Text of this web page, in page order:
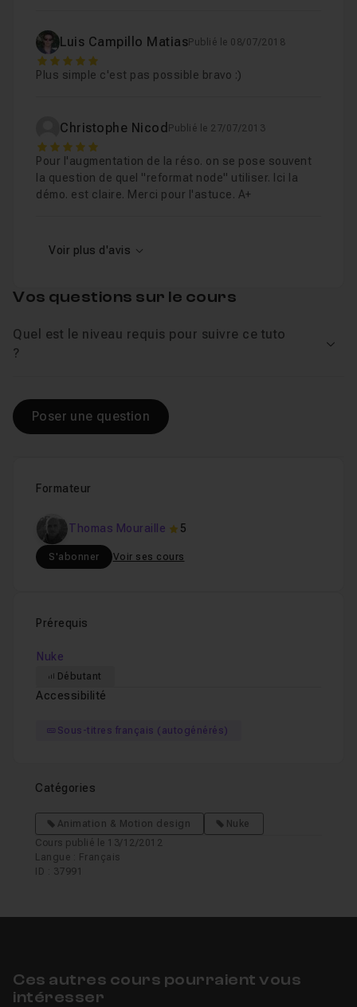
Luis Campillo MatiasPublié le 08/07/2018
5
Plus simple c'est pas possible bravo :)
Christophe Nicod Publié le 27/07/2013
5
Pour l'augmentation de la réso. on se pose souvent
la question de quel "reformat node" utiliser. Ici la
démo. est claire. Merci pour l'astuce. A+
Voir plus d'avis
Formateur
Thomas Mouraille 5
S'abonner Voir ses cours
Prérequis
Nuke
Débutant
Accessibilité
Sous-titres français (autogénérés)
Catégories
Animation & Motion design
Nuke
Cours publié le 13/12/2012
Langue : Français
ID : 37991
Vos questions sur le cours
Quel est le niveau requis pour suivre ce tuto
?
Poser une question
Ces autres cours pourraient vous
intéresser